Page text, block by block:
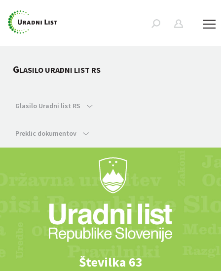
GLASILO URADNI LIST RS
Glasilo Uradni list RS
Preklic dokumentov
Številka 63